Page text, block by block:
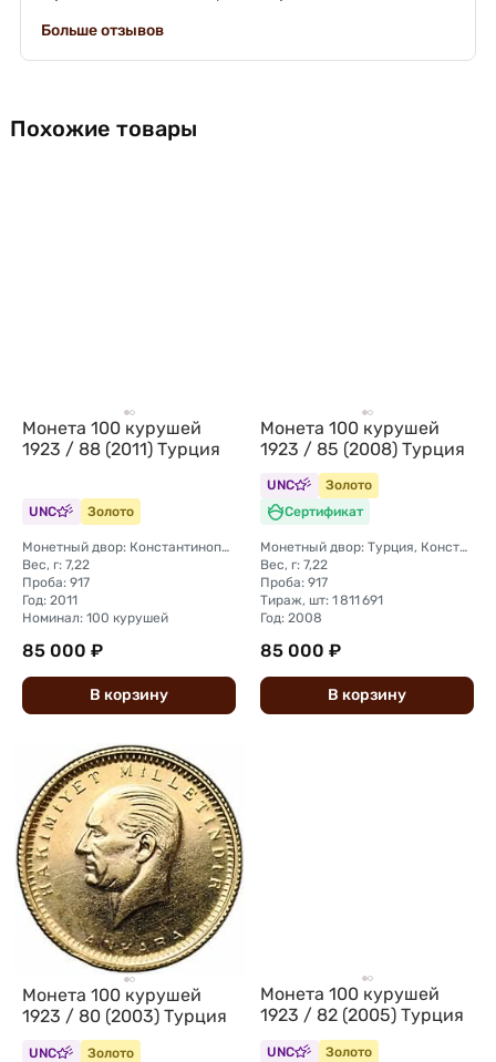
Больше отзывов
Похожие товары
Монета 100 курушей
1923 / 88 (2011) Турция
UNC Золото
Монетный двор: Константинополь
Вес, г: 7,22
Проба: 917
Год: 2011
Номинал: 100 курушей
85 000 ₽
В корзину
Монета 100 курушей
1923 / 85 (2008) Турция
UNC
Золото
Сертификат
Монетный двор: Турция, Константинополь
Вес, г: 7,22
Проба: 917
Тираж, шт: 1 811 691
Год: 2008
85 000 ₽
В корзину
Монета 100 курушей
1923 / 80 (2003) Турция
UNC
Золото
Монета 100 курушей
1923 / 82 (2005) Турция
UNC
Золото